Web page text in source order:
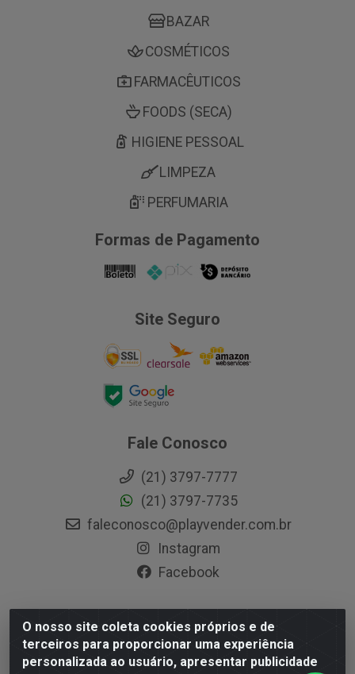
O nosso site coleta cookies próprios e de
terceiros para proporcionar uma experiência
personalizada ao usuário, apresentar publicidade
BAZAR
COSMÉTICOS
FARMACÊUTICOS
FOODS (SECA)
HIGIENE PESSOAL
LIMPEZA
PERFUMARIA
Formas de Pagamento
Site Seguro
Fale Conosco
(21) 3797-7777
(21) 3797-7735
faleconosco@playvender.com.br
Instagram
Facebook
Playvender Distribuidora - Avenida Ana Dantas, 183-
Xerém - Duque de Caxias / RJ - CEP 25250-415 - CNPJ
05.762.204/0001-83